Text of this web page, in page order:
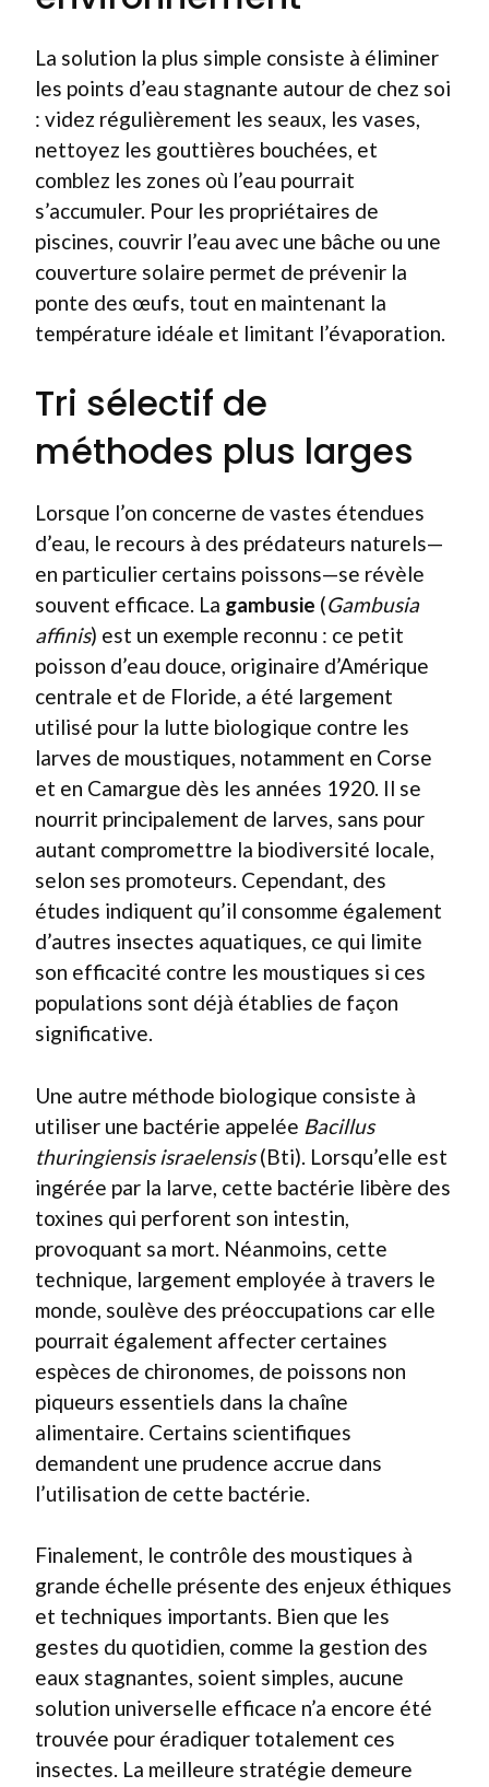
La solution la plus simple consiste à éliminer
les points d’eau stagnante autour de chez soi
: videz régulièrement les seaux, les vases,
nettoyez les gouttières bouchées, et
comblez les zones où l’eau pourrait
s’accumuler. Pour les propriétaires de
piscines, couvrir l’eau avec une bâche ou une
couverture solaire permet de prévenir la
ponte des œufs, tout en maintenant la
température idéale et limitant l’évaporation.
Tri sélectif de
méthodes plus larges
Lorsque l’on concerne de vastes étendues
d’eau, le recours à des prédateurs naturels—
en particulier certains poissons—se révèle
souvent efficace. La gambusie (Gambusia
affinis) est un exemple reconnu : ce petit
poisson d’eau douce, originaire d’Amérique
centrale et de Floride, a été largement
utilisé pour la lutte biologique contre les
larves de moustiques, notamment en Corse
et en Camargue dès les années 1920. Il se
nourrit principalement de larves, sans pour
autant compromettre la biodiversité locale,
selon ses promoteurs. Cependant, des
études indiquent qu’il consomme également
d’autres insectes aquatiques, ce qui limite
son efficacité contre les moustiques si ces
populations sont déjà établies de façon
significative.
Une autre méthode biologique consiste à
utiliser une bactérie appelée Bacillus
thuringiensis israelensis(Bti). Lorsqu’elle est
ingérée par la larve, cette bactérie libère des
toxines qui perforent son intestin,
provoquant sa mort. Néanmoins, cette
technique, largement employée à travers le
monde, soulève des préoccupations car elle
pourrait également affecter certaines
espèces de chironomes, de poissons non
piqueurs essentiels dans la chaîne
alimentaire. Certains scientifiques
demandent une prudence accrue dans
l’utilisation de cette bactérie.
Finalement, le contrôle des moustiques à
grande échelle présente des enjeux éthiques
et techniques importants. Bien que les
gestes du quotidien, comme la gestion des
eaux stagnantes, soient simples, aucune
solution universelle efficace n’a encore été
trouvée pour éradiquer totalement ces
insectes. La meilleure stratégie demeure